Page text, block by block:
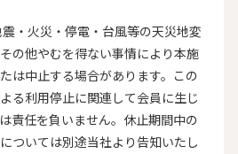
・火災・停電・台風等の天災地変
の他やむを得ない事情により本施
は中止する場合があります。この
る利用停止に関連して会員に生じ
責任を負いません。休止期間中の
ついては別途当社より告知いたし